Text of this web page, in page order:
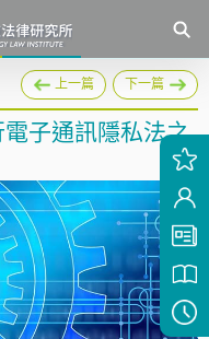
上一篇 下一篇
子通訊隱私法之